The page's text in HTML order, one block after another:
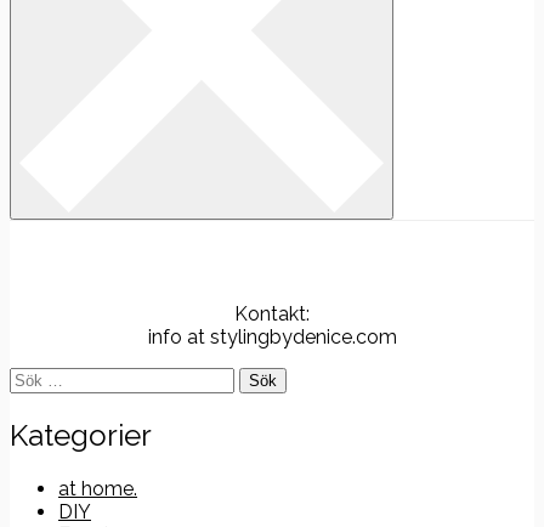
Kontakt:
info at stylingbydenice.com
Sök
efter:
Kategorier
at home.
DIY